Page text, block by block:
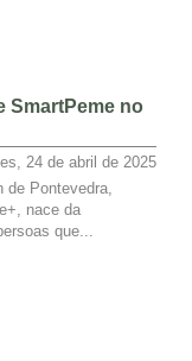
SmartPeme no
24 de abril de 2025
Pontevedra,
nace da
que...